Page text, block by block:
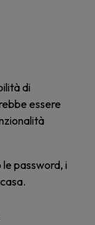
di
essere
password, i